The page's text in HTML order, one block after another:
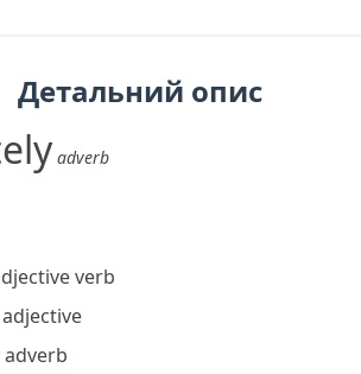
Детальний опис
adverb
verb
adjective
adverb